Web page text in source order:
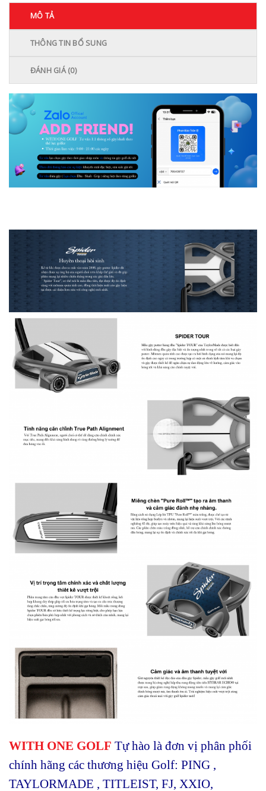
MÔ TẢ
THÔNG TIN BỔ SUNG
ĐÁNH GIÁ (0)
WITH ONE GOLF Tự hào là đơn vị phân phối
chính hãng các thương hiệu Golf: PING ,
TAYLORMADE , TITLEIST, FJ, XXIO,